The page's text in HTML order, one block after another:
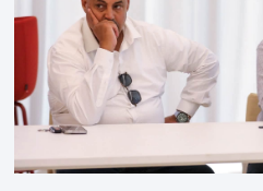
الذي باتت تعرفه تظاهرةالتبوريدة
إقبالا جماهيريا
به فن التبوريدة، باعتبارهأحد